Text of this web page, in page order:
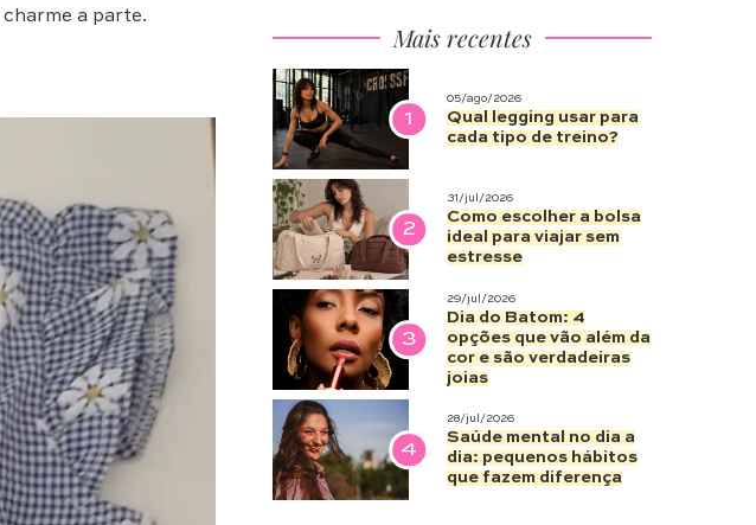
a parte.
Mais recentes
1
05/ago/2026
Qual legging usar para
cada tipo de treino?
2
31/jul/2026
Como escolher a bolsa
ideal para viajar sem
estresse
3
29/jul/2026
Dia do Batom: 4
opções que vão além da
cor e são verdadeiras
joias
4
28/jul/2026
Saúde mental no dia a
dia: pequenos hábitos
que fazem diferença